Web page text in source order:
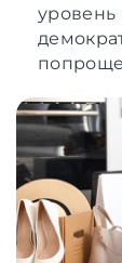
уровень